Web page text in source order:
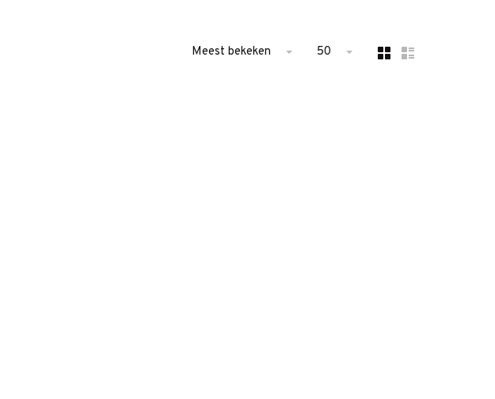
Meest bekeken 50